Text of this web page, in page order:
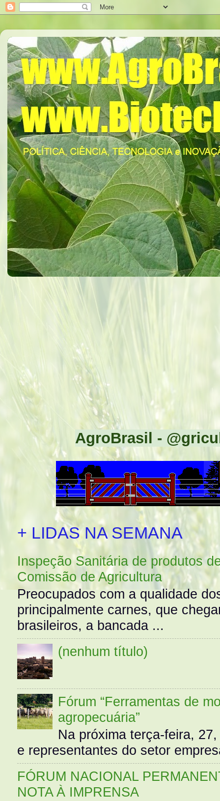
AgroBrasil -
+ LIDAS NA SEMANA
Inspeção Sanitária de produtos
Comissão de Agricultura
Preocupados com a qualidade
principalmente carnes, que
brasileiros, a bancada ...
(nenhum título)
Fórum “Ferramentas de
agropecuária”
Na próxima terça-feira,
e representantes do setor
FÓRUM NACIONAL
NOTA À IMPRENSA